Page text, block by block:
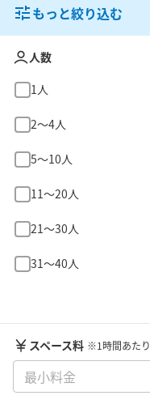
もっと絞り込む
人数
1人
2〜4人
5〜10人
11〜20人
21〜30人
31〜40人
スペース料 ※1時間あたり